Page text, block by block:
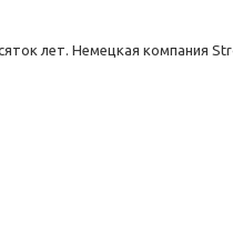
лет. Немецкая компания